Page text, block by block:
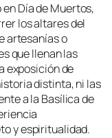
Día de Muertos,
los altares del
artesanías o
que llenan las
exposición de
distinta, ni las
a la Basílica de
y espiritualidad.